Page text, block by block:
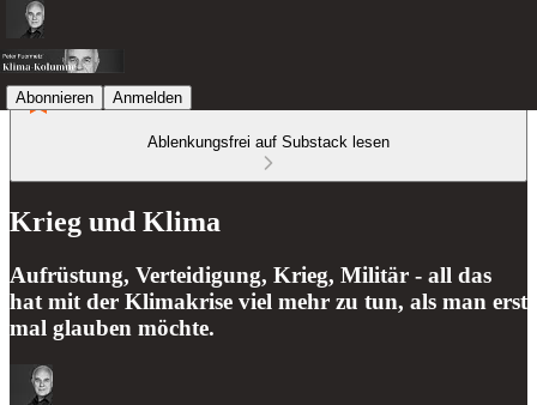
Abonnieren Anmelden
Ablenkungsfrei auf Substack lesen
Krieg und Klima
Aufrüstung, Verteidigung, Krieg, Militär - all das
hat mit der Klimakrise viel mehr zu tun, als man erst
mal glauben möchte.